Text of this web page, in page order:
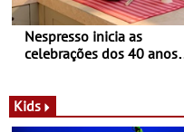
Nespresso inicia as
celebrações dos 40 anos
Novas - Edição limitada
Nespresso x Torres Novas
Kids